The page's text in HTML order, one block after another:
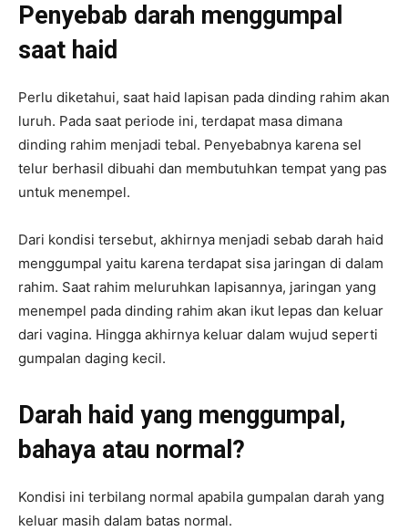
Penyebab darah menggumpal
saat haid
Perlu diketahui, saat haid lapisan pada dinding rahim akan
luruh. Pada saat periode ini, terdapat masa dimana
dinding rahim menjadi tebal. Penyebabnya karena sel
telur berhasil dibuahi dan membutuhkan tempat yang pas
untuk menempel.
Dari kondisi tersebut, akhirnya menjadi sebab darah haid
menggumpal yaitu karena terdapat sisa jaringan di dalam
rahim. Saat rahim meluruhkan lapisannya, jaringan yang
menempel pada dinding rahim akan ikut lepas dan keluar
dari vagina. Hingga akhirnya keluar dalam wujud seperti
gumpalan daging kecil.
Darah haid yang menggumpal,
bahaya atau normal?
Kondisi ini terbilang normal apabila gumpalan darah yang
keluar masih dalam batas normal.